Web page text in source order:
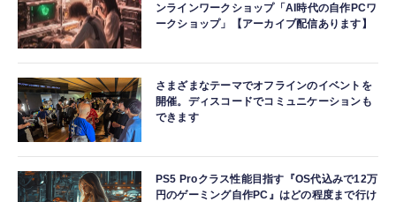
ンラインワークショップ「AI時代の自作PCワ
ークショップ」【アーカイブ配信あります】
さまざまなテーマでオフラインのイベントを
開催。ディスコードでコミュニケーションも
できます
PS5 Proクラス性能目指す『OS代込みで12万
円のゲーミング自作PC』はどの程度まで行け